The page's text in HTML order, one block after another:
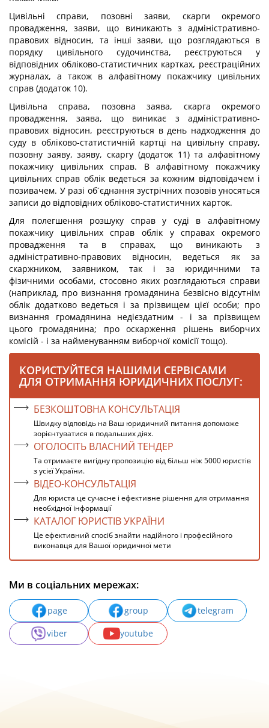
Цивільні справи, позовні заяви, скарги окремого
провадження, заяви, що виникають з адміністративно-
правових відносин, та інші заяви, що розглядаються в
порядку цивільного судочинства, реєструються у
відповідних обліково-статистичних картках, реєстраційних
журналах, а також в алфавітному покажчику цивільних
справ (додаток 10).
Цивільна справа, позовна заява, скарга окремого
провадження, заява, що виникає з адміністративно-
правових відносин, реєструються в день надходження до
суду в обліково-статистичній картці на цивільну справу,
позовну заяву, заяву, скаргу (додаток 11) та алфавітному
покажчику цивільних справ. В алфавітному покажчику
цивільних справ облік ведеться за кожним відповідачем і
позивачем. У разі об´єднання зустрічних позовів уносяться
записи до відповідних обліково-статистичних карток.
Для полегшення розшуку справ у суді в алфавітному
покажчику цивільних справ облік у справах окремого
провадження та в справах, що виникають з
адміністративно-правових відносин, ведеться як за
скаржником, заявником, так і за юридичними та
фізичними особами, стосовно яких розглядаються справи
(наприклад, про визнання громадянина безвісно відсутнім
облік додатково ведеться і за прізвищем цієї особи; про
визнання громадянина недієздатним - і за прізвищем
цього громадянина; про оскарження рішень виборчих
комісій - і за найменуванням виборчої комісії тощо).
КОРИСТУЙТЕСЯ НАШИМИ СЕРВІСАМИ
ДЛЯ ОТРИМАННЯ ЮРИДИЧНИХ ПОСЛУГ:
БЕЗКОШТОВНА КОНСУЛЬТАЦІЯ
Швидку відповідь на Ваш юридичний питання допоможе
зорієнтуватися в подальших діях.
ОГОЛОСІТЬ ВЛАСНИЙ ТЕНДЕР
Та отримаєте вигідну пропозицію від більш ніж 5000 юристів
з усієї України.
ВІДЕО-КОНСУЛЬТАЦІЯ
Для юриста це сучасне і ефективне рішення для отримання
необхідної інформації
КАТАЛОГ ЮРИСТІВ УКРАЇНИ
Це ефективний спосіб знайти надійного і професійного
виконавця для Вашої юридичної мети
Ми в соціальних мережах:
page group
telegram
viber
youtube